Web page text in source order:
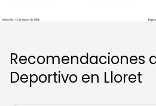
Recomendaciones
Deportivo en Lloret